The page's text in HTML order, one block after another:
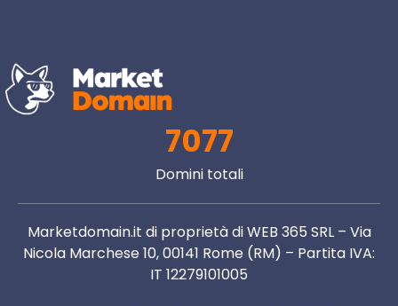
7077
Domini totali
Marketdomain.it di proprietà di WEB 365 SRL – Via
Nicola Marchese 10, 00141 Rome (RM) – Partita IVA:
IT 12279101005